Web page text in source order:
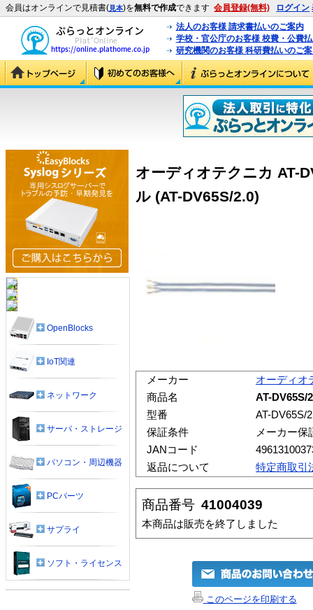
会員はオンラインで見積書(見本)を無料で作成できます 会員登録(無料) ログイン
法人のお客様 請求書払いのご案内
学校・官公庁のお客様 校費・公費
研究機関のお客様 科研費払いのご
オーディオテクニカ AT-
ル (AT-DV65S/2.0)
メーカー
オーディオ
商品名
AT-DV65S/
型番
AT-DV65S/
保証条件
メーカー保
JANコード
返品について
特定商取引
商品番号 41004039
本商品は販売を終了しました
このページを印刷する
OpenBlocks
IoT関連
ネットワーク
サーバ・ストレージ
パソコン・周辺機器
PCパーツ
サプライ
ソフト・ライセンス